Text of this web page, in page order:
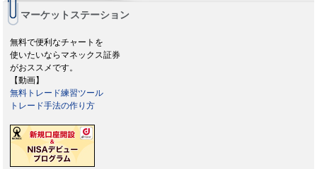
マーケットステーション
無料で便利なチャートを
使いたいならマネックス証券
がおススメです。
【動画】
無料トレード練習ツール
トレード手法の作り方